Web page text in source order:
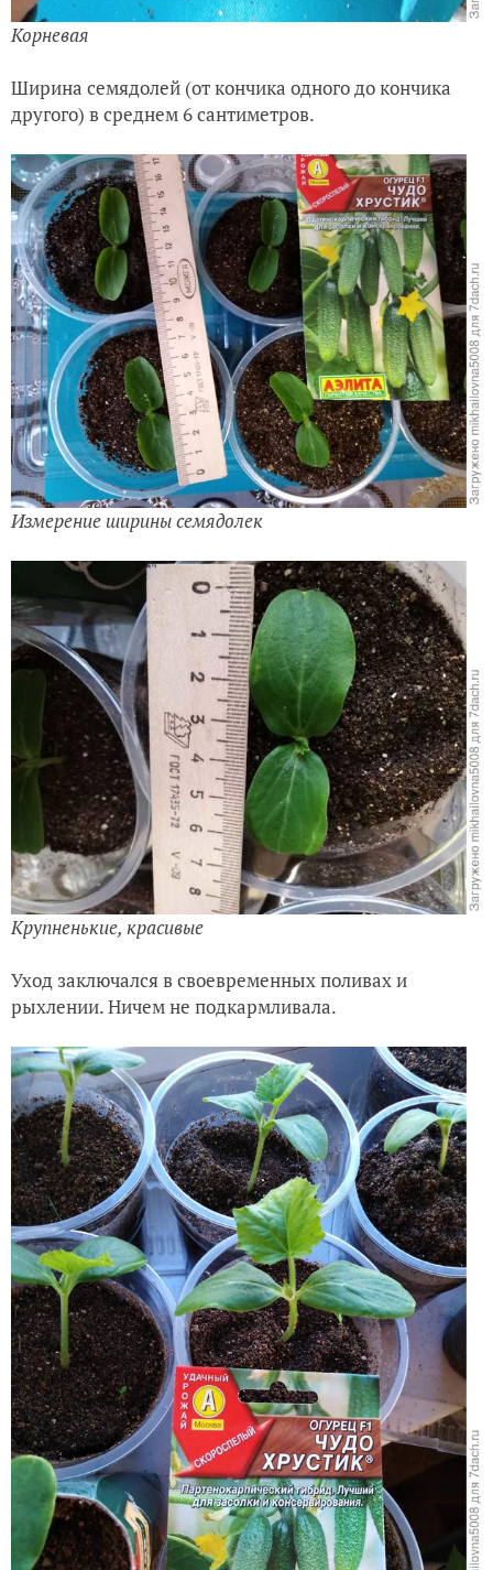
Корневая
Ширина семядолей (от кончика одного до кончика
другого) в среднем 6 сантиметров.
Измерение ширины семядолек
Крупненькие, красивые
Уход заключался в своевременных поливах и
рыхлении. Ничем не подкармливала.